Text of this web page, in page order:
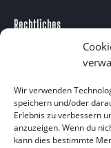
Wir verwenden
speichern und/oder
Erlebnis zu verbessern
anzuzeigen. Wenn du
kann dies bestimmte
Rechtliches
Datenschutzerklärung
Kontakt
Am Försterteich 9